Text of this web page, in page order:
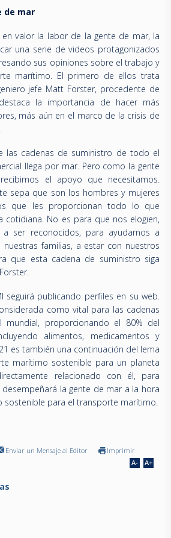
de mar
valor la labor de la gente de mar, la
una serie de videos protagonizados
sus opiniones sobre el trabajo y
marítimo. El primero de ellos trata
jefe Matt Forster, procedente de
la importancia de hacer más
más aún en el marco de la crisis de
las cadenas de suministro de todo el
llega por mar. Pero como la gente
el apoyo que necesitamos.
sepa que son los hombres y mujeres
que les proporcionan todo lo que
cotidiana. No es para que nos elogien,
ser reconocidos, para ayudarnos a
familias, a estar con nuestros
que esta cadena de suministro siga
seguirá publicando perfiles en su web.
como vital para las cadenas
mundial, proporcionando el 80% del
alimentos, medicamentos y
es también una continuación del lema
marítimo sostenible para un planeta
relacionado con él, para
la gente de mar a la hora
sostenible para el transporte marítimo.
Enviar un Mensaje al Editor Imprimir